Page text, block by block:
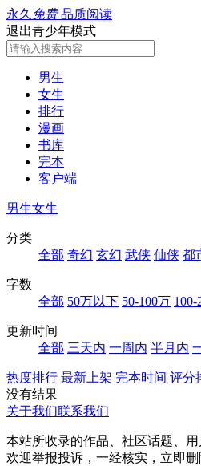
永久 免费品质阅读
退出青少年模式
男生
女生
排行
漫画
书库
完本
客户端
男生女生
分类
全部 奇幻 玄幻 武侠 仙侠 都
字数
全部 50万以下 50-100万 100-
更新时间
全部 三天内 一周内 半月内
热度排行 最新上架 完本时间 评分
没有结果
关于我们联系我们
本站所收录的作品、社区话题、
欢迎举报投诉，一经核实，立即删